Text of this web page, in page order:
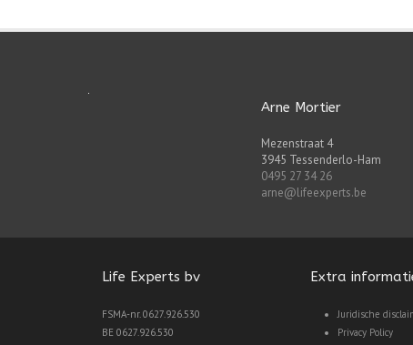
Arne Mortier
Mezenstraat 4
3945 Tessenderlo-Ham
0495 27 34 26
arne@lifeexperts.be
Life Experts bv
FSMA-nr. 0627.926.530
BE 0627.926.530
Extra
Juridische
Privacy Policy